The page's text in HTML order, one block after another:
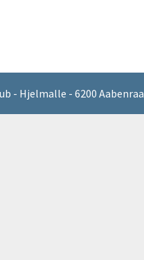
- Hjelmalle - 6200 Aabenraa